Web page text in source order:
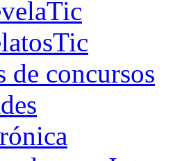
de concursos